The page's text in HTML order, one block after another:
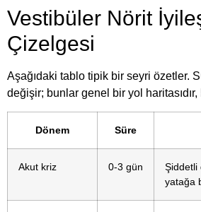
Vestibüler Nörit
Çizelgesi
Aşağıdaki tablo tipik bir seyri özetler.
değişir; bunlar genel bir yol
Dönem Süre
Akut kriz 0-3 gün
Şiddetli
yatağa